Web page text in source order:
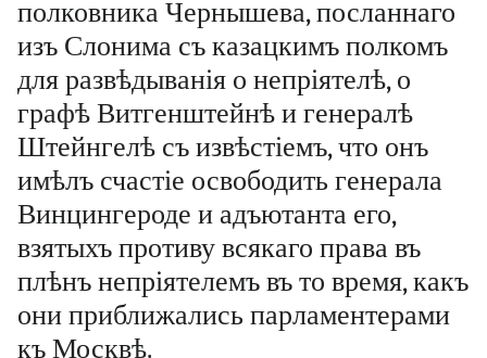
полковника Чернышева, посланнаго
изъ Слонима съ казацкимъ полкомъ
для развѣдыванія о непріятелѣ, о
графѣ Витгенштейнѣ и генералѣ
Штейнгелѣ съ извѣстіемъ, что онъ
имѣлъ счастіе освободить генерала
Винцингероде и адъютанта его,
взятыхъ противу всякаго права въ
плѣнъ непріятелемъ въ то время, какъ
они приближались парламентерами
къ Москвѣ.